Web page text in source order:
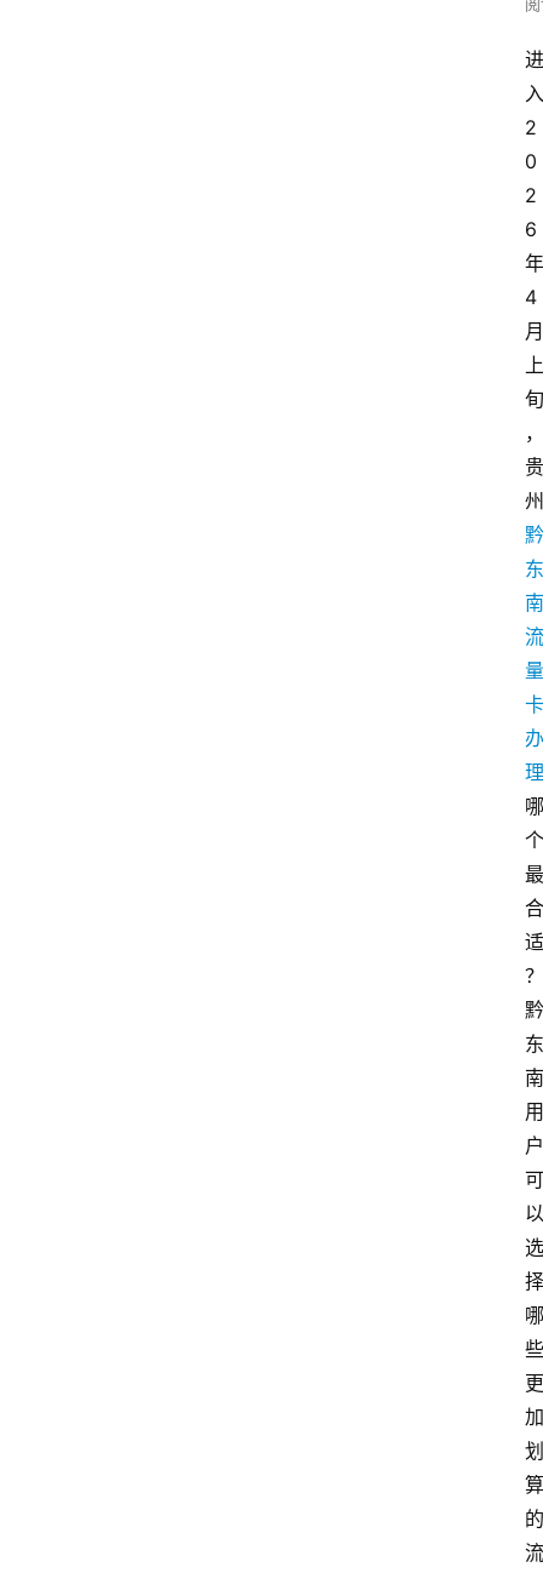
进
入
2
0
2
6
年
4
月
上
旬
，
贵
州
黔
东
南
流
量
卡
办
理
哪
个
最
合
适
？
黔
东
南
用
户
可
以
选
择
哪
些
更
加
划
算
的
流